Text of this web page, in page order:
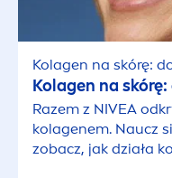
Kolagen na skórę:
Kolagen na
Razem z NIVEA
kolagenem. Naucz
zobacz, jak działa